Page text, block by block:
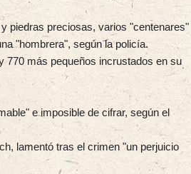
piedras preciosas, varios "centenares"
"hombrera", según la policía.
770 más pequeños incrustados en su
e imposible de cifrar, según el
lamentó tras el crimen "un perjuicio